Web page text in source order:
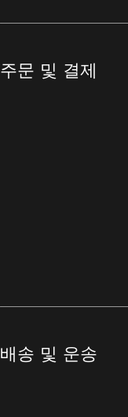
주문 및 결제
배송 및 운송